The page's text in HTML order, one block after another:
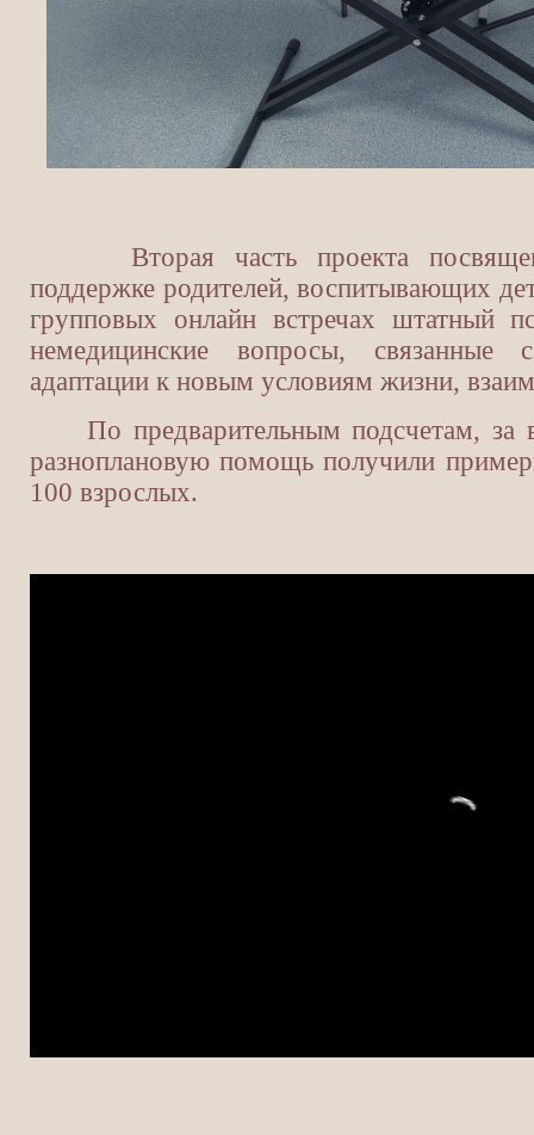
Вторая часть проекта посвящена
поддержке родителей, воспитывающих
групповых онлайн встречах штатный
немедицинские вопросы, связанные
адаптации к новым условиям жизни,
По предварительным подсчетам, за
разноплановую помощь получили
100 взрослых.